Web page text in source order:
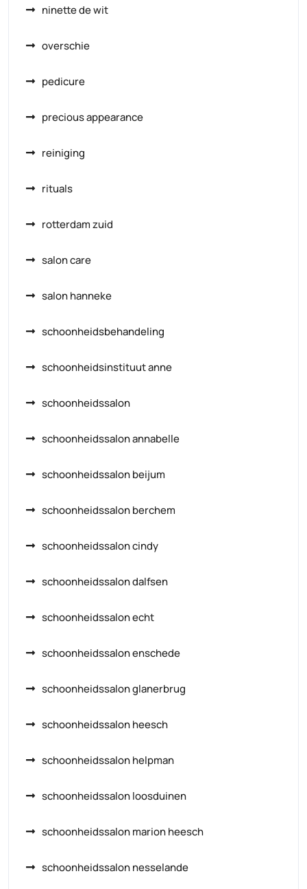
ninette de wit
overschie
pedicure
precious appearance
reiniging
rituals
rotterdam zuid
salon care
salon hanneke
schoonheidsbehandeling
schoonheidsinstituut anne
schoonheidssalon
schoonheidssalon annabelle
schoonheidssalon beijum
schoonheidssalon berchem
schoonheidssalon cindy
schoonheidssalon dalfsen
schoonheidssalon echt
schoonheidssalon enschede
schoonheidssalon glanerbrug
schoonheidssalon heesch
schoonheidssalon helpman
schoonheidssalon loosduinen
schoonheidssalon marion heesch
schoonheidssalon nesselande